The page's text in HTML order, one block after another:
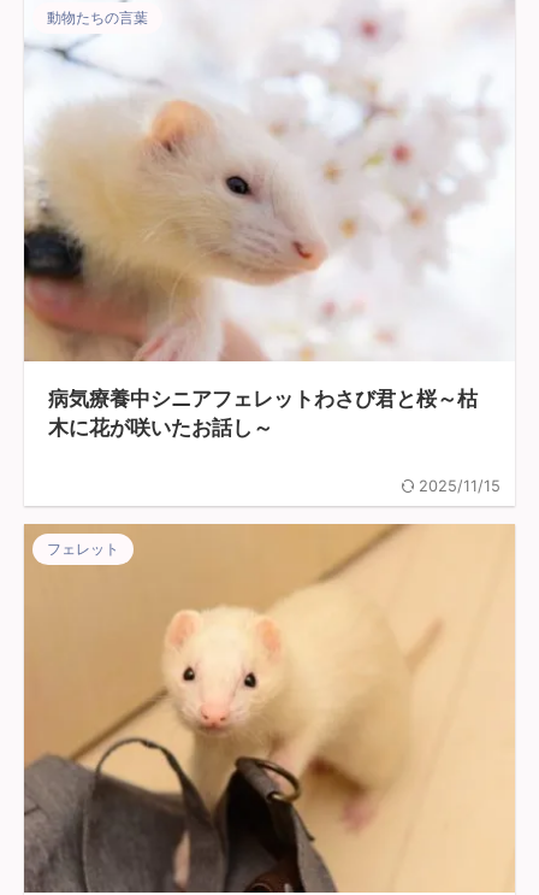
動物たちの言葉
病気療養中シニアフェレットわさび君と桜～枯
木に花が咲いたお話し～
2025/11/15
フェレット